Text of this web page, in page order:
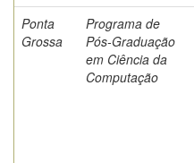
Ponta
Grossa
Programa de
Pós-Graduação
em Ciência da
Computação